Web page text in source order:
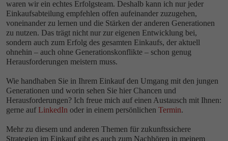
waren wir ein echtes Erfolgsteam. Deshalb kann ich nur jeder
Einkaufsabteilung empfehlen offen aufeinander zuzugehen,
voneinander zu lernen und die Stärken der anderen Generationen
zu nutzen. Das trägt nicht nur zur eigenen Entwicklung bei,
sondern auch zum Erfolg des gesamten Einkaufs, der aktuell
ohnehin – auch ohne Generationskonflikte – schon genug
Herausforderungen meistern muss.
Wie handhaben Sie in Ihrem Einkauf den Umgang mit den jungen
Generationen und worin sehen Sie hier Chancen und
Herausforderungen? Ich freue mich auf einen Austausch mit Ihnen:
gerne auf LinkedIn oder in einem persönlichen Termin.
Mehr zu diesem und anderen Themen für zukunftssichere
Strategien im Einkauf gibt es auch zum Nachhören in meinem